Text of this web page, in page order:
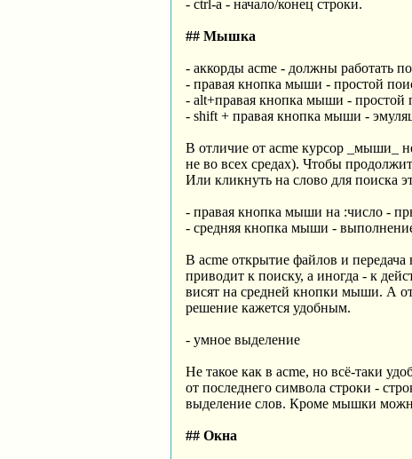
- ctrl-a - начало/конец строки.
## Мышка
- аккорды acme - должны работать
- правая кнопка мыши - простой
- alt+правая кнопка мыши - простой
- shift + правая кнопка мыши -
В отличие от acme курсор _мыши_
не во всех средах). Чтобы
Или кликнуть на слово для поиска
- правая кнопка мыши на :число -
- средняя кнопка мыши -
В acme открытие файлов и передача
приводит к поиску, а иногда - к
висят на средней кнопки мыши. А
решение кажется удобным.
- умное выделение
Не такое как в acme, но всё-таки
от последнего символа строки -
выделение слов. Кроме мышки
## Окна